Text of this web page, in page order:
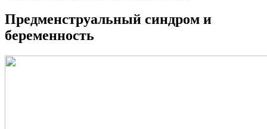
Предменструальный синдром и
беременность